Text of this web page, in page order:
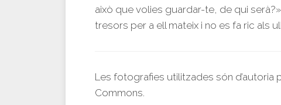
això que volies guardar-te, de qui
tresors per a ell mateix i no es fa ric als
Les fotografies utilitzades són d’autoria
Commons.